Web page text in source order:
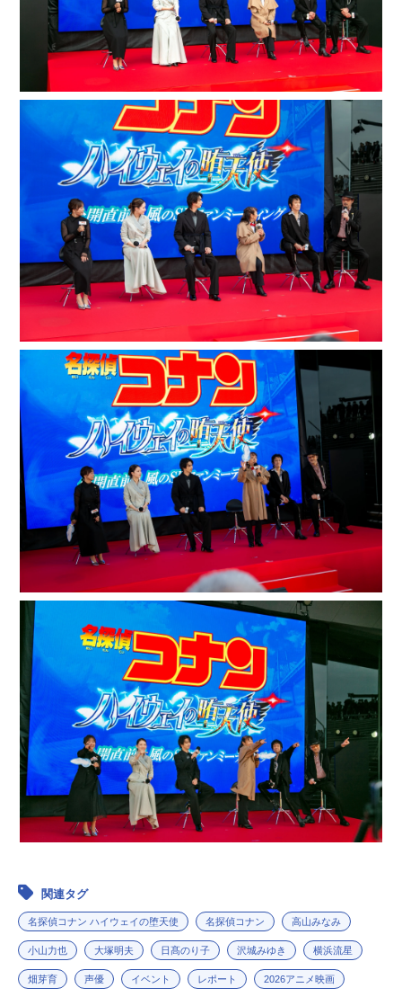
関連タグ
名探偵コナン ハイウェイの堕天使 名探偵コナン 高山みなみ
小山力也 大塚明夫 日髙のり子 沢城みゆき 横浜流星
畑芽育 声優 イベント レポート 2026アニメ映画